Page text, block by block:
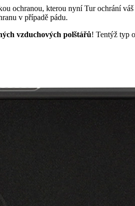
ochranou, kterou nyní Tur ochrání váš
v případě pádu.
vzduchových polštářů! Tentýž typ